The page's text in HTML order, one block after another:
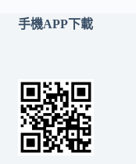
手機APP下載